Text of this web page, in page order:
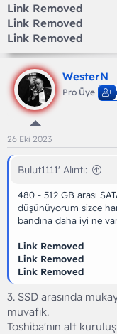
Link Removed
Link Removed
Link Removed
WesterN
Pro Üye
26 Eki 2023
Bulut1111' Alıntı:
480 - 512 GB arası
düşünüyorum sizce
bandına daha iyi ne
Link Removed
Link Removed
Link Removed
3. SSD arasında
muvafık.
Toshiba'nın alt